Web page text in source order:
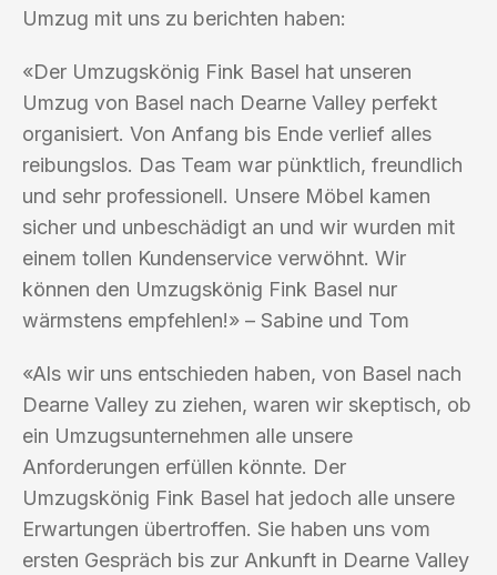
Umzug mit uns zu berichten haben:
«Der Umzugskönig Fink Basel hat unseren
Umzug von Basel nach Dearne Valley perfekt
organisiert. Von Anfang bis Ende verlief alles
reibungslos. Das Team war pünktlich, freundlich
und sehr professionell. Unsere Möbel kamen
sicher und unbeschädigt an und wir wurden mit
einem tollen Kundenservice verwöhnt. Wir
können den Umzugskönig Fink Basel nur
wärmstens empfehlen!» – Sabine und Tom
«Als wir uns entschieden haben, von Basel nach
Dearne Valley zu ziehen, waren wir skeptisch, ob
ein Umzugsunternehmen alle unsere
Anforderungen erfüllen könnte. Der
Umzugskönig Fink Basel hat jedoch alle unsere
Erwartungen übertroffen. Sie haben uns vom
ersten Gespräch bis zur Ankunft in Dearne Valley